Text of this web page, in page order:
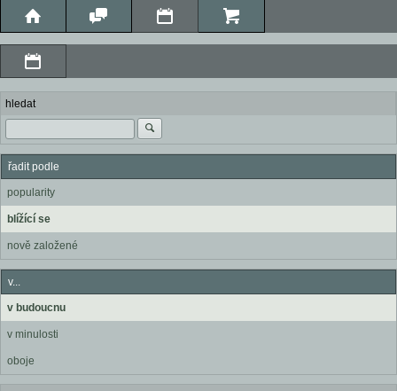
hledat
řadit podle
popularity
blížící se
nově založené
v...
v budoucnu
v minulosti
oboje